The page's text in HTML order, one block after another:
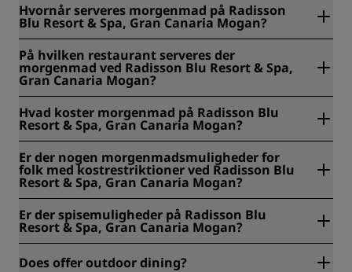
følgende muligheder for morgenmad: Buffet, roomservice.
Hvornår serveres morgenmad på Radisson
Blu Resort & Spa, Gran Canaria Mogan?
serveres morgenmaden fra kl. 7 til 11 mandag til fredag og
fra kl. 7 til 11 i weekender og på helligdage. Roomservice-
morgenmad serveres fra kl. 7 til 11.
På hvilken restaurant serveres der
morgenmad ved Radisson Blu Resort & Spa,
Gran Canaria Mogan?
serveres morgenmaden i The Larder.
Hvad koster morgenmad på Radisson Blu
Resort & Spa, Gran Canaria Mogan?
morgenmaden altid inkluderet.
Er der nogen morgenmadsmuligheder for
folk med kostrestriktioner ved Radisson Blu
Resort & Spa, Gran Canaria Mogan?
Mogan tilbyder vi følgende muligheder for morgenmad for
personer med særlige fødevarebehov: Glutenfri, laktosefri,
vegansk, vegetarisk.
Er der spisemuligheder på Radisson Blu
Resort & Spa, Gran Canaria Mogan?
Spa, Gran Canaria Mogan.
Does offer outdoor dining?